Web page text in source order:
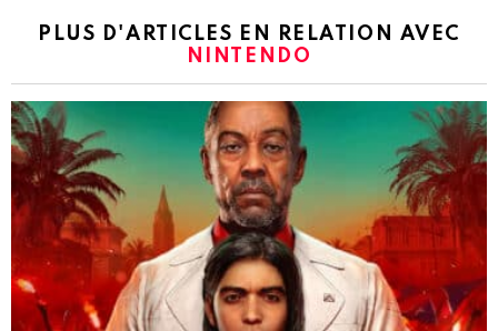
PLUS D'ARTICLES EN RELATION AVEC
NINTENDO